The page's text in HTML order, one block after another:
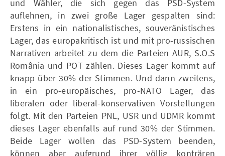
und Wähler, die sich gegen das PSD-System
auflehnen, in zwei große Lager gespalten sind:
Erstens in ein nationalistisches, souveränistisches
Lager, das europakritisch ist und mit pro-russischen
Narrativen arbeitet zu dem die Parteien AUR, S.O.S
România und POT zählen. Dieses Lager kommt auf
knapp über 30% der Stimmen. Und dann zweitens,
in ein pro-europäisches, pro-NATO Lager, das
liberalen oder liberal-konservativen Vorstellungen
folgt. Mit den Parteien PNL, USR und UDMR kommt
dieses Lager ebenfalls auf rund 30% der Stimmen.
Beide Lager wollen das PSD-System beenden,
können aber aufgrund ihrer völlig konträren